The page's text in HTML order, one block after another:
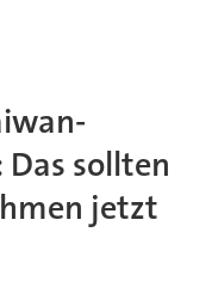
sollten
jetzt